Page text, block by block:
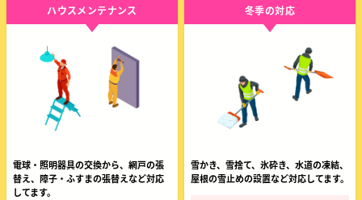
ハウスメンテナンス
電球・照明器具の交換から、網戸の張
替え、障子・ふすまの張替えなど対応
してます。
冬季の対応
雪かき、雪捨て、氷砕き、水道の凍結、
屋根の雪止めの設置など対応してます。